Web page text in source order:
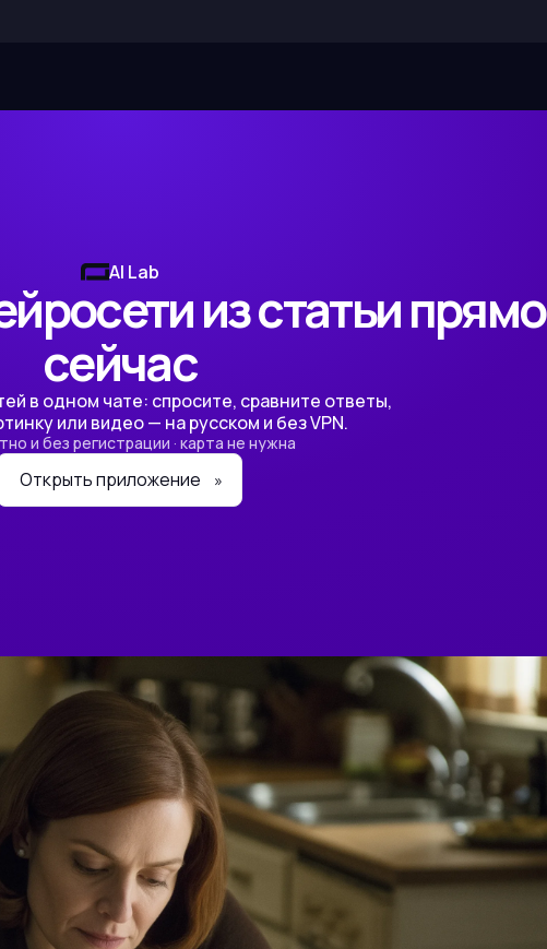
AI Lab
из статьи прямо
сейчас
в одном чате: спросите, сравните ответы,
или видео — на русском и без VPN.
и без регистрации · карта не нужна
Открыть приложение »